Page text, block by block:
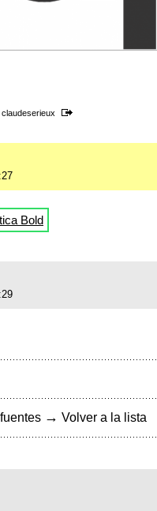
claudeserieux
Bold
→ Volver a la lista